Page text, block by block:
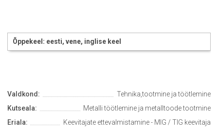
Õppekeel: eesti, vene, inglise keel
Valdkond:
Tehnika,tootmine ja töötlemine
Kutseala:
Metalli töötlemine ja metalltoode tootmine
Eriala:
Keevitajate ettevalmistamine - MIG / TIG keevitaja